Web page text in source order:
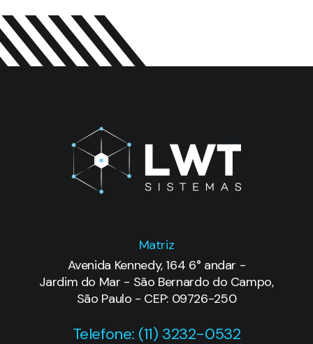
Matriz
Avenida Kennedy, 164 6° andar -
Jardim do Mar - São Bernardo do Campo,
São Paulo - CEP: 09726-250
Telefone: (11) 3232-0532